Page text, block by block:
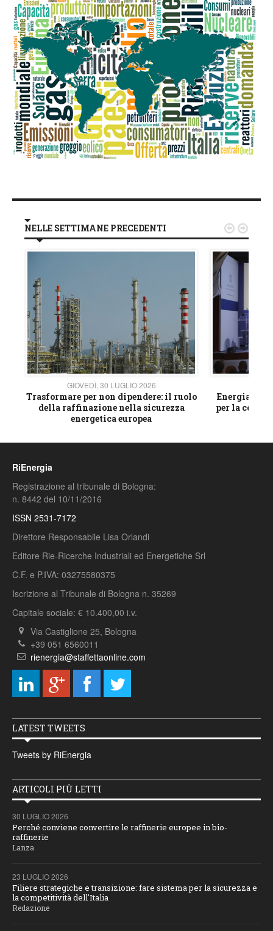
NELLE SETTIMANE PRECEDENTI
GIOVEDÌ, 30 LUGLIO 2026
Trasformare per non dipendere: il ruolo
della raffinazione nella sicurezza
energetica europea
Energia e
per la
 
RiEnergia
Registrazione al tribunale di Bologna:
n. 8442 del 10/11/2016
ISSN 2531-7172
Direttore Responsabile Lisa Orlandi
Editore Rie-Ricerche Industriali ed Energetiche Srl
C.F. e P.IVA: 03275580375
Iscrizione al Tribunale di Bologna n. 35269
Capitale sociale: € 10.400,00 i.v.
Via Castiglione 25, Bologna
+39 051 6560011
rienergia@staffettaonline.com
LATEST TWEETS
Tweets by RiEnergia
ARTICOLI PIÙ LETTI
30 LUGLIO 2026
Perché conviene convertire le raffinerie europee in bio-
raffinerie
Lanza
23 LUGLIO 2026
Filiere strategiche e transizione: fare sistema per la sicurezza e
la competitività dell'Italia
Redazione